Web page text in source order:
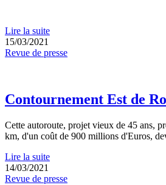
Lire la suite
15/03/2021
Revue de presse
Contournement Est de
Cette autoroute, projet vieux de 45 ans,
km, d'un coût de 900 millions d'Euros,
Lire la suite
14/03/2021
Revue de presse